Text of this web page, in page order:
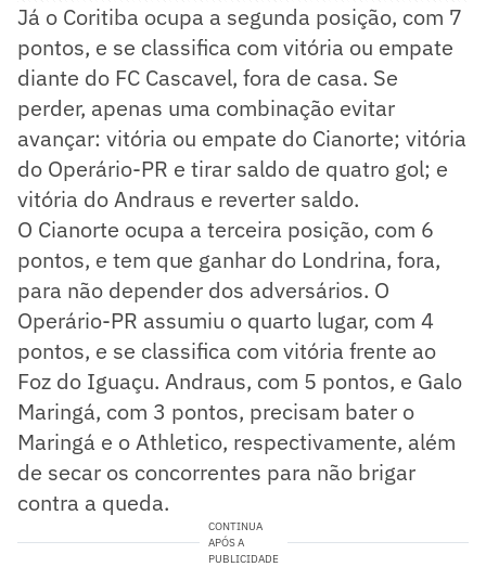
Já o Coritiba ocupa a segunda posição, com 7
pontos, e se classifica com vitória ou empate
diante do FC Cascavel, fora de casa. Se
perder, apenas uma combinação evitar
avançar: vitória ou empate do Cianorte; vitória
do Operário-PR e tirar saldo de quatro gol; e
vitória do Andraus e reverter saldo.
O Cianorte ocupa a terceira posição, com 6
pontos, e tem que ganhar do Londrina, fora,
para não depender dos adversários. O
Operário-PR assumiu o quarto lugar, com 4
pontos, e se classifica com vitória frente ao
Foz do Iguaçu. Andraus, com 5 pontos, e Galo
Maringá, com 3 pontos, precisam bater o
Maringá e o Athletico, respectivamente, além
de secar os concorrentes para não brigar
contra a queda.
CONTINUA
APÓS A
PUBLICIDADE